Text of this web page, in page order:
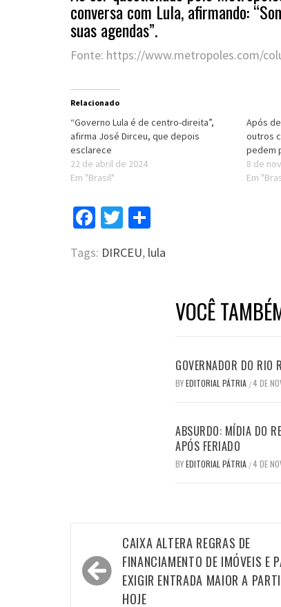
conversa com Lula, afirmando:
suas agendas”.
Fonte: https://www.metropoles.com/
Relacionado
“Governo Lula é de centro-direita”,
afirma José Dirceu, que depois
esclarece
22 de abril de 2024
Em "Brasil"
Após
outros
pedem
8 de
Em
Facebook
Twitter
Tags: DIRCEU, lula
VOCÊ
GOVERNADOR DO RIO
BYEDITORIAL PÁTRIA /4 DE
ABSURDO: MÍDIA DO
APÓS FERIADO
BYEDITORIAL PÁTRIA /4 DE
Navegação
de
Post
CAIXA ALTERA REGRAS DE
FINANCIAMENTO DE IMÓVEIS E
EXIGIR ENTRADA MAIOR A
HOJE